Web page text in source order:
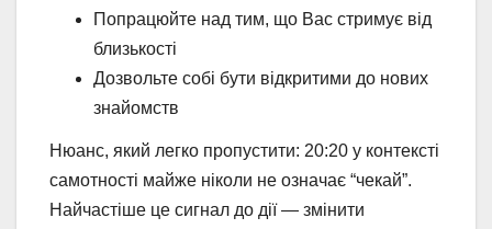
Попрацюйте над тим, що Вас стримує від
близькості
Дозвольте собі бути відкритими до нових
знайомств
Нюанс, який легко пропустити: 20:20 у контексті
самотності майже ніколи не означає “чекай”.
Найчастіше це сигнал до дії — змінити